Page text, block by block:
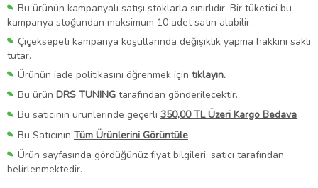
Bu ürünün kampanyalı satışı stoklarla sınırlıdır. Bir tüketici bu
kampanya stoğundan maksimum 10 adet satın alabilir.
Çiçeksepeti kampanya koşullarında değişiklik yapma hakkını saklı
tutar.
Ürünün iade politikasını öğrenmek için tıklayın.
Bu ürün DRS TUNING tarafından gönderilecektir.
Bu satıcının ürünlerinde geçerli 350,00 TL Üzeri Kargo Bedava
Bu Satıcının Tüm Ürünlerini Görüntüle
Ürün sayfasında gördüğünüz fiyat bilgileri, satıcı tarafından
belirlenmektedir.